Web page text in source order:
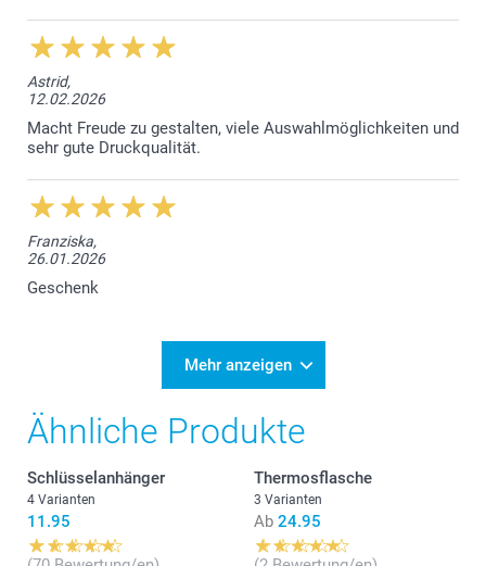
Astrid,
12.02.2026
Macht Freude zu gestalten, viele Auswahlmöglichkeiten und
sehr gute Druckqualität.
Franziska,
26.01.2026
Geschenk
Mehr anzeigen
Ähnliche Produkte
Schlüsselanhänger
4 Varianten
11.95
Thermosflasche
3 Varianten
Ab 24.95